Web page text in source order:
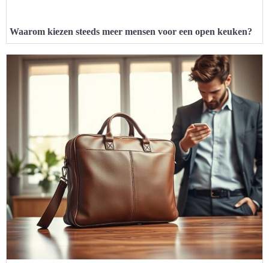
Waarom kiezen steeds meer mensen voor een open keuken?